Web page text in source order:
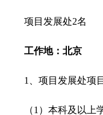
项目发展处2名
工作地：北京
1 项目发展处项
（1）本科及以上